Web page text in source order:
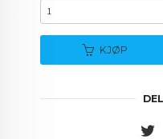
KJØP